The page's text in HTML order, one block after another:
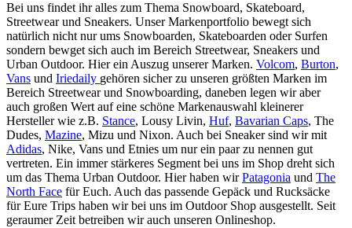
Bei uns findet ihr alles zum Thema Snowboard, Skateboard,
Streetwear und Sneakers. Unser Markenportfolio bewegt sich
natürlich nicht nur ums Snowboarden, Skateboarden oder Surfen
sondern bewget sich auch im Bereich Streetwear, Sneakers und
Urban Outdoor. Hier ein Auszug unserer Marken. Volcom, Burton,
Vans und Iriedaily gehören sicher zu unseren größten Marken im
Bereich Streetwear und Snowboarding, daneben legen wir aber
auch großen Wert auf eine schöne Markenauswahl kleinerer
Hersteller wie z.B. Stance, Lousy Livin, Huf, Bavarian Caps, The
Dudes, Mazine, Mizu und Nixon. Auch bei Sneaker sind wir mit
Adidas, Nike, Vans und Etnies um nur ein paar zu nennen gut
vertreten. Ein immer stärkeres Segment bei uns im Shop dreht sich
um das Thema Urban Outdoor. Hier haben wirPatagonia und The
North Face für Euch. Auch das passende Gepäck und Rucksäcke
für Eure Trips haben wir bei uns im Outdoor Shop ausgestellt. Seit
geraumer Zeit betreiben wir auch unseren Onlineshop.